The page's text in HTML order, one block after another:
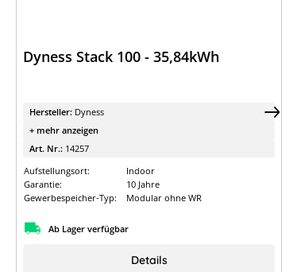
Dyness Stack 100 - 35,84kWh
Hersteller: Dyness
+ mehr anzeigen
Art. Nr.: 14257
Aufstellungsort:
Indoor
Garantie:
10 Jahre
Gewerbespeicher-Typ:
Modular ohne WR
Ab Lager verfügbar
Details